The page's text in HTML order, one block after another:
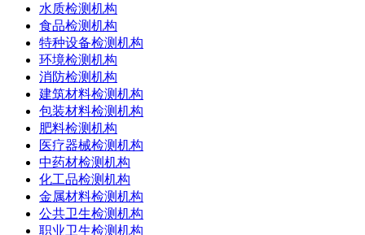
水质检测机构
食品检测机构
特种设备检测机构
环境检测机构
消防检测机构
建筑材料检测机构
包装材料检测机构
肥料检测机构
医疗器械检测机构
中药材检测机构
化工品检测机构
金属材料检测机构
公共卫生检测机构
职业卫生检测机构